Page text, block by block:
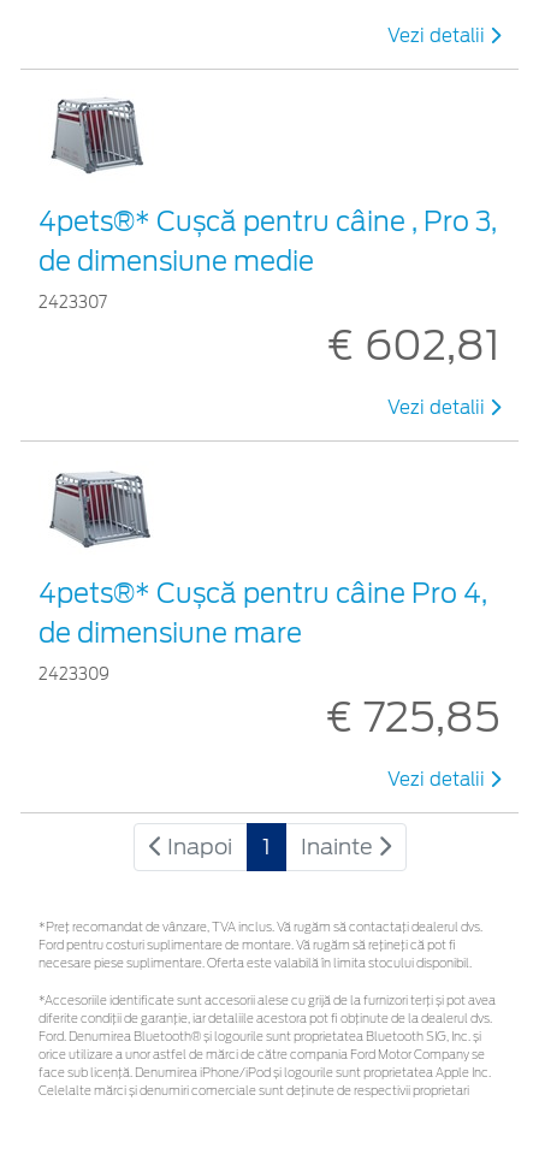
Vezi detalii
4pets®* Cușcă pentru câine , Pro 3,
de dimensiune medie
2423307
€ 602,81
Vezi detalii
4pets®* Cușcă pentru câine Pro 4,
de dimensiune mare
2423309
€ 725,85
Vezi detalii
Inapoi 1 Inainte
*Preţ recomandat de vânzare, TVA inclus. Vă rugăm să contactaţi dealerul dvs.
Ford pentru costuri suplimentare de montare. Vă rugăm să rețineți că pot fi
necesare piese suplimentare. Oferta este valabilă în limita stocului disponibil.
*Accesoriile identificate sunt accesorii alese cu grijă de la furnizori terți și pot avea
diferite condiții de garanție, iar detaliile acestora pot fi obținute de la dealerul dvs.
Ford. Denumirea Bluetooth® și logourile sunt proprietatea Bluetooth SIG, Inc. și
orice utilizare a unor astfel de mărci de către compania Ford Motor Company se
face sub licență. Denumirea iPhone/iPod și logourile sunt proprietatea Apple Inc.
Celelalte mărci și denumiri comerciale sunt deținute de respectivii proprietari